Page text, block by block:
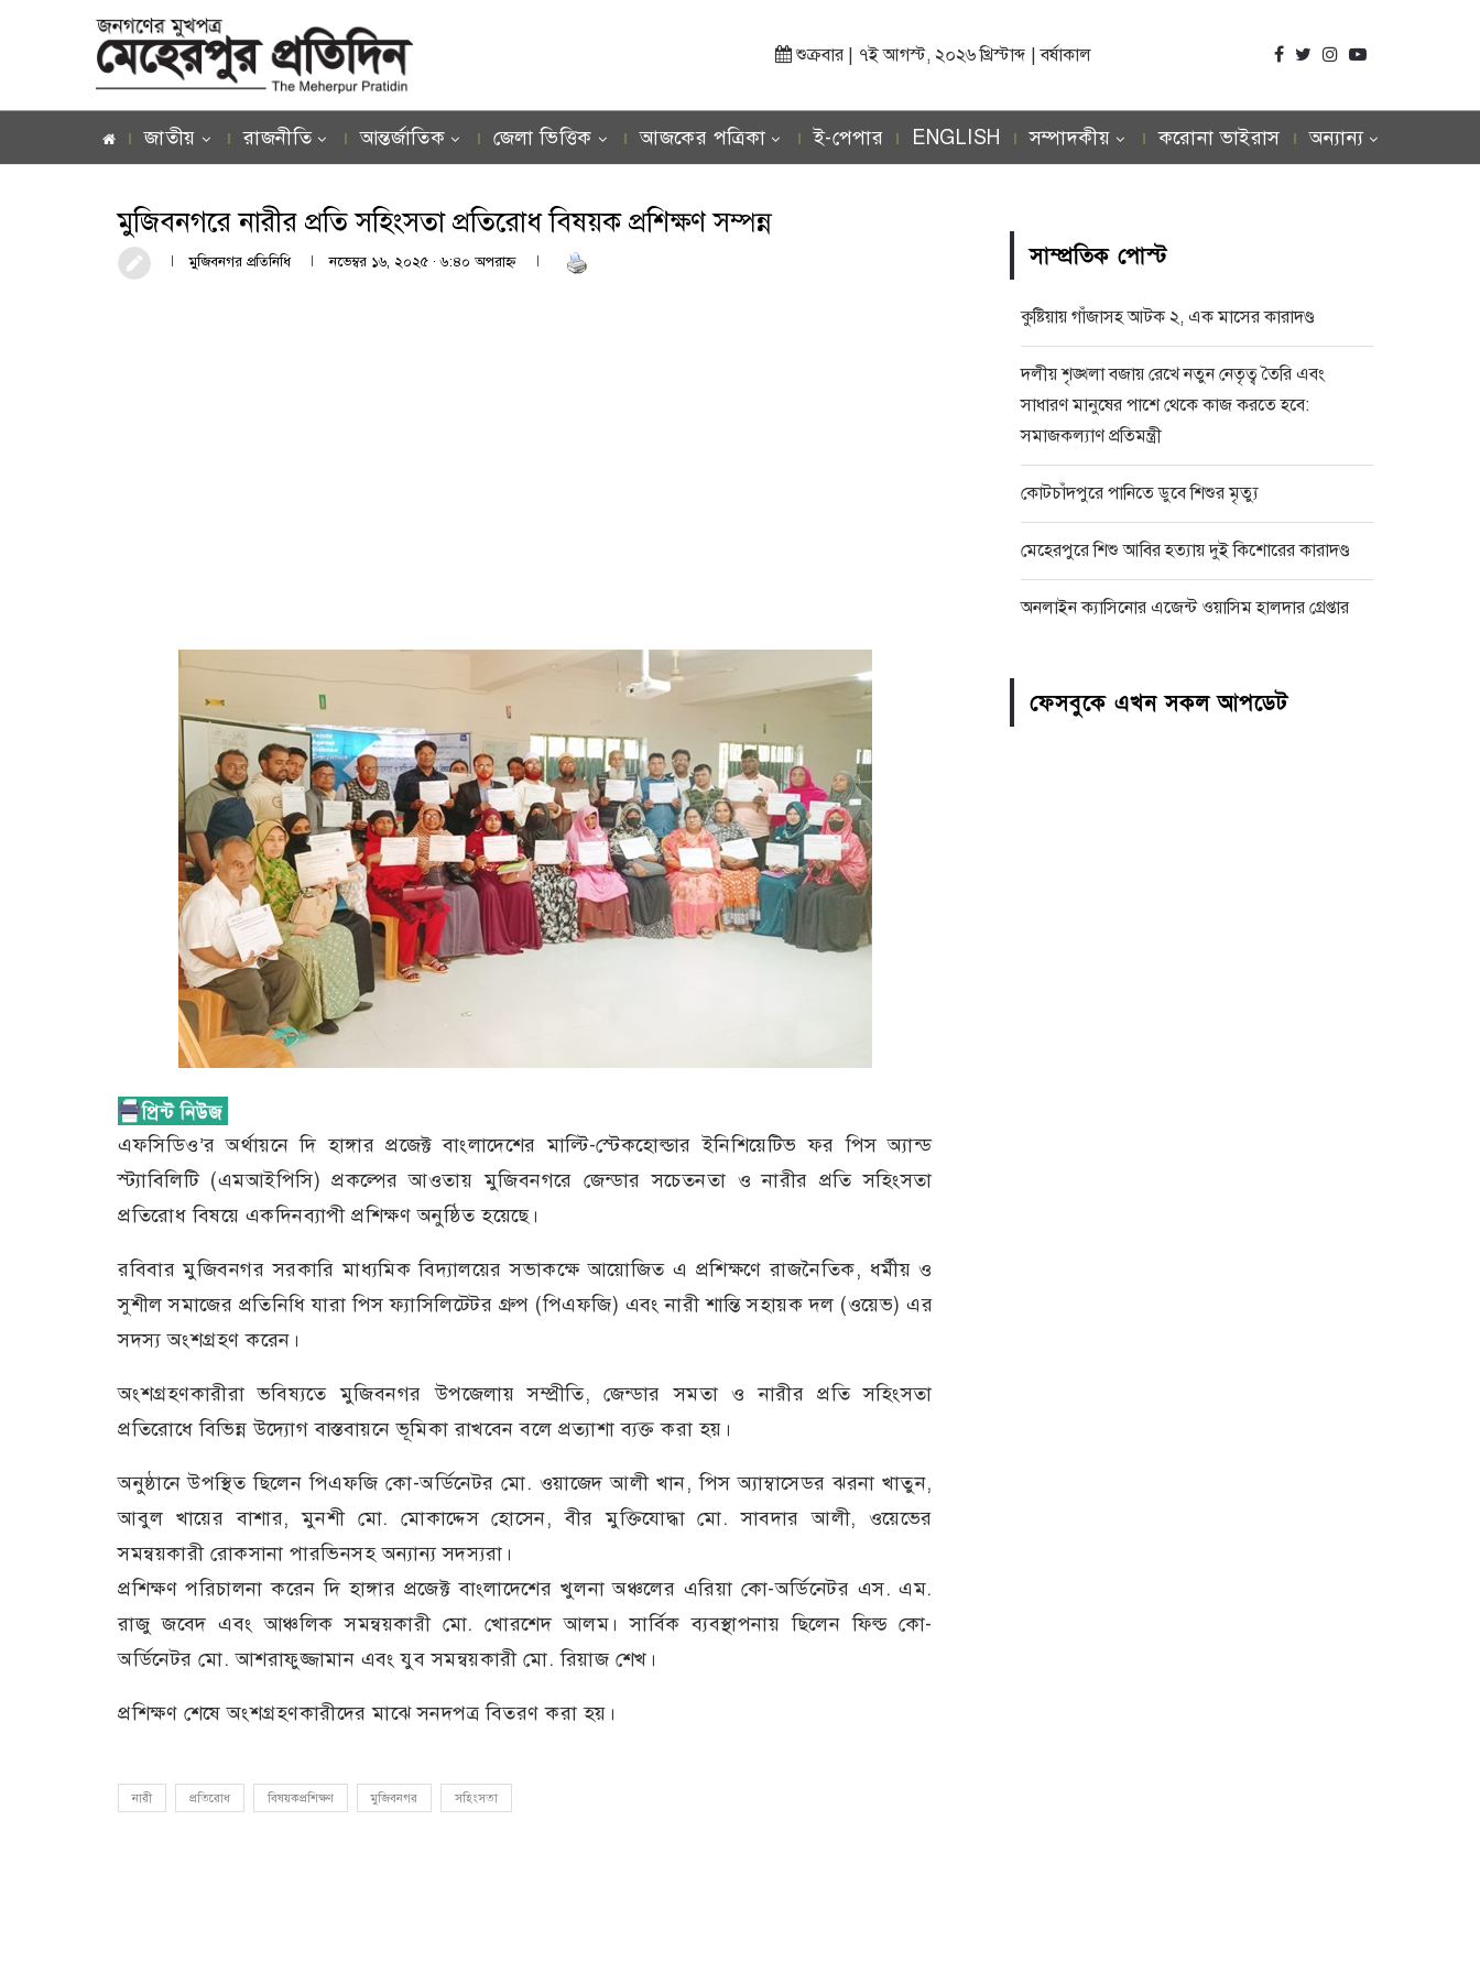
শুক্রবার | ৭ই আগস্ট, ২০২৬ খ্রিস্টাব্দ | বর্ষাকাল
জাতীয় রাজনীতি আন্তর্জাতিক জেলা ভিত্তিক আজকের পত্রিকা ই-পেপার ENGLISH সম্পাদকীয় করোনা ভাইরাস অন্যান্য
মুজিবনগরে নারীর প্রতি সহিংসতা প্রতিরোধ বিষয়ক প্রশিক্ষণ সম্পন্ন
মুজিবনগর প্রতিনিধি নভেম্বর ১৬, ২০২৫ · ৬:৪০ অপরাহ্ণ
এফসিডিও’র অর্থায়নে দি হাঙ্গার প্রজেক্ট বাংলাদেশের মাল্টি-স্টেকহোল্ডার ইনিশিয়েটিভ ফর পিস অ্যান্ড
স্ট্যাবিলিটি (এমআইপিসি) প্রকল্পের আওতায় মুজিবনগরে জেন্ডার সচেতনতা ও নারীর প্রতি সহিংসতা
প্রতিরোধ বিষয়ে একদিনব্যাপী প্রশিক্ষণ অনুষ্ঠিত হয়েছে।
রবিবার মুজিবনগর সরকারি মাধ্যমিক বিদ্যালয়ের সভাকক্ষে আয়োজিত এ প্রশিক্ষণে রাজনৈতিক, ধর্মীয় ও
সুশীল সমাজের প্রতিনিধি যারা পিস ফ্যাসিলিটেটর গ্রুপ (পিএফজি) এবং নারী শান্তি সহায়ক দল (ওয়েভ) এর
সদস্য অংশগ্রহণ করেন।
অংশগ্রহণকারীরা ভবিষ্যতে মুজিবনগর উপজেলায় সম্প্রীতি, জেন্ডার সমতা ও নারীর প্রতি সহিংসতা
প্রতিরোধে বিভিন্ন উদ্যোগ বাস্তবায়নে ভূমিকা রাখবেন বলে প্রত্যাশা ব্যক্ত করা হয়।
অনুষ্ঠানে উপস্থিত ছিলেন পিএফজি কো-অর্ডিনেটর মো. ওয়াজেদ আলী খান, পিস অ্যাম্বাসেডর ঝরনা খাতুন,
আবুল খায়ের বাশার, মুনশী মো. মোকাদ্দেস হোসেন, বীর মুক্তিযোদ্ধা মো. সাবদার আলী, ওয়েভের
সমন্বয়কারী রোকসানা পারভিনসহ অন্যান্য সদস্যরা।
প্রশিক্ষণ পরিচালনা করেন দি হাঙ্গার প্রজেক্ট বাংলাদেশের খুলনা অঞ্চলের এরিয়া কো-অর্ডিনেটর এস. এম.
রাজু জবেদ এবং আঞ্চলিক সমন্বয়কারী মো. খোরশেদ আলম। সার্বিক ব্যবস্থাপনায় ছিলেন ফিল্ড কো-
অর্ডিনেটর মো. আশরাফুজ্জামান এবং যুব সমন্বয়কারী মো. রিয়াজ শেখ।
প্রশিক্ষণ শেষে অংশগ্রহণকারীদের মাঝে সনদপত্র বিতরণ করা হয়।
নারী প্রতিরোধ বিষয়কপ্রশিক্ষণ মুজিবনগর সহিংসতা
সাম্প্রতিক পোস্ট
কুষ্টিয়ায় গাঁজাসহ আটক ২, এক মাসের কারাদণ্ড
দলীয় শৃঙ্খলা বজায় রেখে নতুন নেতৃত্ব তৈরি এবং
সাধারণ মানুষের পাশে থেকে কাজ করতে হবে:
সমাজকল্যাণ প্রতিমন্ত্রী
কোটচাঁদপুরে পানিতে ডুবে শিশুর মৃত্যু
মেহেরপুরে শিশু আবির হত্যায় দুই কিশোরের কারাদণ্ড
অনলাইন ক্যাসিনোর এজেন্ট ওয়াসিম হালদার গ্রেপ্তার
ফেসবুকে এখন সকল আপডেট